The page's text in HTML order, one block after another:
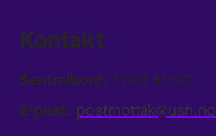
Kontakt
Sentralbord: 31 00 80 00
E-post: postmottak@usn.no